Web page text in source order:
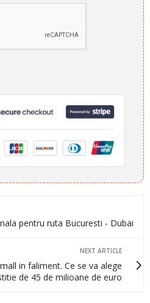
pentru ruta Bucuresti - Dubai
NEXT ARTICLE
in faliment. Ce se va alege
de 45 de milioane de euro